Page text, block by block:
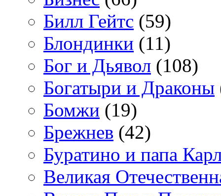
Билл Гейтс (59)
Блондинки (11)
Бог и Дьявол (108)
Богатыри и Драконы
Бомжи (19)
Брежнев (42)
Буратино и папа
Великая